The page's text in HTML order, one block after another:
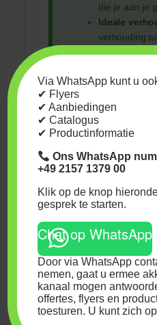
die je aan je
Ideale
verhouding
het calcium
Buiten teelt:
ook worden
basis van de
wateranalyse
zorgen dat
voldoende
Hoe gebruik je
27?
stikstoftekorten
Via WhatsApp kunt u
✔ Flyers
✔ Aanbiedingen
✔ Catalogus
✔ Productinformatie
Ons WhatsApp
+49 2157 1379 00
Klik op de knop
gesprek te starten.
Chat op WhatsApp
Door via WhatsApp
nemen, gaat u ermee
kanaal mogen
offertes, flyers en
toesturen. U kunt zich